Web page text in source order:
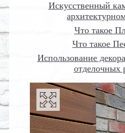
Искусственный
Что такое
Что такое
Использование
отделочных